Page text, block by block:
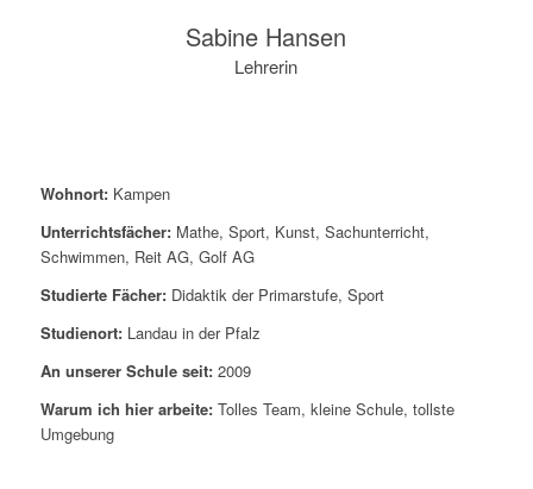
Sabine Hansen
Lehrerin
Wohnort: Kampen
Unterrichtsfächer: Mathe, Sport, Kunst, Sachunterricht,
Schwimmen, Reit AG, Golf AG
Studierte Fächer: Didaktik der Primarstufe, Sport
Studienort: Landau in der Pfalz
An unserer Schule seit: 2009
Warum ich hier arbeite: Tolles Team, kleine Schule, tollste
Umgebung